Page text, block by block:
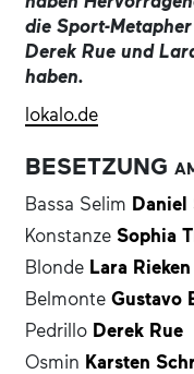
die Sport-
Derek Rue und
haben.
lokalo.de
BESETZUNG
Bassa Selim Daniel
Konstanze Sophia
Blonde Lara Rieken
Belmonte Gustavo
Pedrillo Derek Rue
Osmin Karsten